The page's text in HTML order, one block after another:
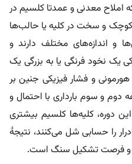
معدنی و عمدتا کلسیم در
و سخت در کلیه یا حالب‌ها
و اندازه‌های مختلف دارند و
یک نخود فرنگی یا به بزرگی یک
هورمونی و فشار فیزیکی جنین بر
دوم و سوم بارداری با احتمال و
دوره، کلیه‌ها کلسیم بیشتری
را حسابی شل می‌کنند، نتیجۀ
و فرصت تشکیل سنگ است.